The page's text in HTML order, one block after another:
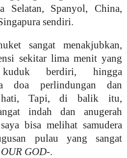
Selatan, Spanyol, China,
sendiri.
sangat menakjubkan,
sekitar lima menit yang
berdiri, hingga
doa perlindungan dan
hati, Tapi, di balik itu,
indah dan anugerah
bisa melihat samudera
pulau yang sangat
GOD-.